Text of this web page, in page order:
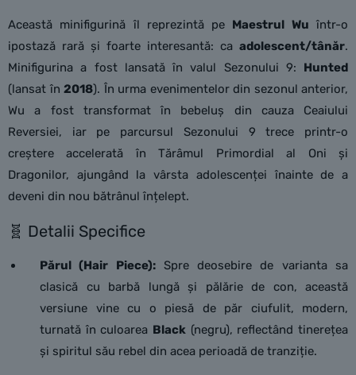
Această minifigurină îl reprezintă pe Maestrul Wu într-o
ipostază rară și foarte interesantă: ca adolescent/tânăr.
Minifigurina a fost lansată în valul Sezonului 9: Hunted
(lansat în 2018). În urma evenimentelor din sezonul anterior,
Wu a fost transformat în bebeluș din cauza Ceaiului
Reversiei, iar pe parcursul Sezonului 9 trece printr-o
creștere accelerată în Tărâmul Primordial al Oni și
Dragonilor, ajungând la vârsta adolescenței înainte de a
deveni din nou bătrânul înțelept.
🧬 Detalii Specifice
Părul (Hair Piece):Spre deosebire de varianta sa
clasică cu barbă lungă și pălărie de con, această
versiune vine cu o piesă de păr ciufulit, modern,
turnată în culoarea Black (negru), reflectând tinerețea
și spiritul său rebel din acea perioadă de tranziție.